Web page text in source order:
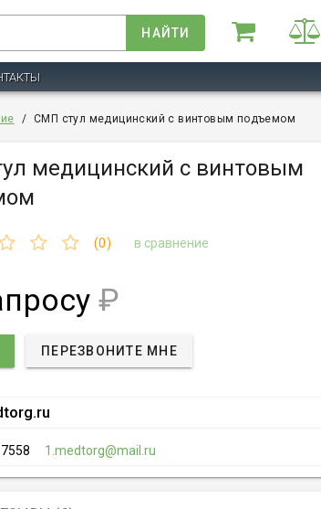
НАЙТИ
/ СМП стул медицинский с винтовым подъемом
медицинский с винтовым
(0) в сравнение
₽
ПЕРЕЗВОНИТЕ МНЕ
1.medtorg@mail.ru